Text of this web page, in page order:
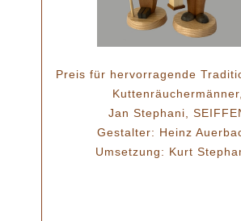
Preis für hervorragende
Kuttenräuchermänner,
Jan Stephani,
Gestalter: Heinz
Umsetzung: Kurt